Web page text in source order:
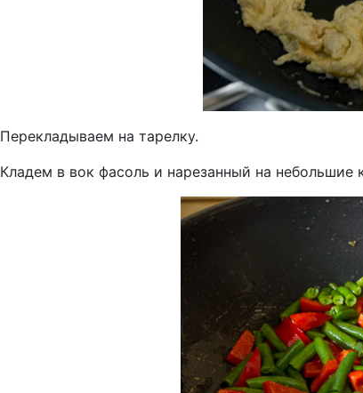
Перекладываем на тарелку.
Кладем в вок фасоль и нарезанный на небольшие